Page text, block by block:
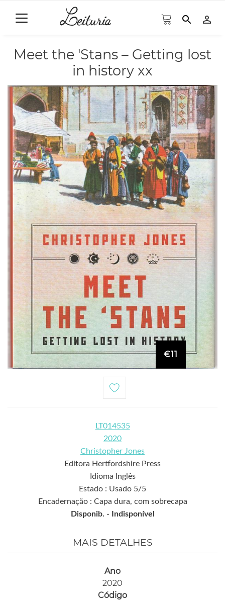
search person_outline
Meet the 'Stans – Getting lost
in history xx
€11
LT014535
2020
Christopher Jones
Editora Hertfordshire Press
Idioma Inglês
Estado : Usado 5/5
Encadernação : Capa dura, com sobrecapa
Disponib. -
Indisponível
MAIS DETALHES
Ano
2020
Código